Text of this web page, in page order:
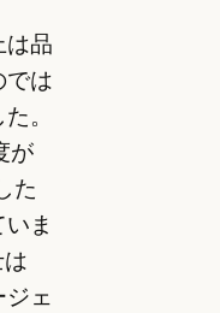
は品
では
。
が
た
ま
ジェ